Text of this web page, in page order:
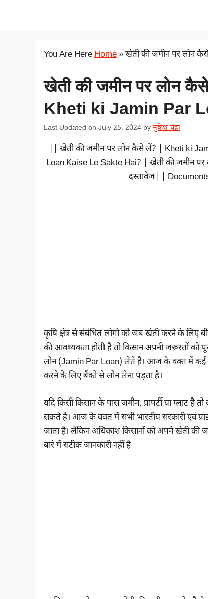
You Are HereHome»खेती की जमीन पर लोन
खेती की जमीन पर लोन
Kheti ki Jamin Par
Last Updated on July 25, 2024 by मुकेश चंद्रा
|| खेती की जमीन पर लोन कैसे लें? | Kheti ki
Loan Kaise Le Sakte Hai? | खेती की जमीन पर
दस्तावेज| |
कृषि क्षेत्र से संबंधित लोगो को जब खेती करने के लिए
की आवश्यकता होती है तो किसान अपनी जरूरतों को
लोन (Jamin Par Loan) लेते है। आज के वक्त में कई
करने के लिए बैंको से लोन लेना पड़ता है।
यदि किसी किसान के पास जमीन, प्रापर्टी या प्लाट है
सकते है। आज के वक्त में सभी भारतीय सरकारी एवं
जाता है। लेकिन अधिकांश किसानों को अपने खेती की
बारे में सटीक जानकारी नहीं है